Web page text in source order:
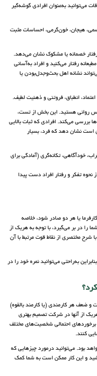
می‌توانید به‌عنوان افرادی گوشه‌گیر
هیجان، خون‌گرمی، احساسات مثبت
خصمانه یا مشکوک نشان می‌دهد.
رفتار می‌کنید و افراد به‌آسانی
نشانه اهل بحث‌‌و‌جدل‌بودن یا
روانی هستید. این بخش از تست،
بررسی می‌کند. افرادی که ثبات بالایی
است نشان دهد که فرد، بسیار
خودآگاهی، تکانه‌گری (آمادگی برای
نحوه تفکر و رفتار افراد دست پیدا
یا هر دو صادر شود، خلاصه
در بر می‌گیرد، با توجه به هریک از
شرح مختصری از نقاط قوت مرتبط با آن
به‌راحتی می‌توانید نمره خود را در
و ضعف هر کارمندی (یا کارمند بالقوه)
از آنها در شرکت تصمیم بهتری
برخوردهای احتمالی شخصیت‌های مختلف
کنند.
بود. می‌توانید درمورد چیزهایی که
و این کار ممکن است به شما کمک